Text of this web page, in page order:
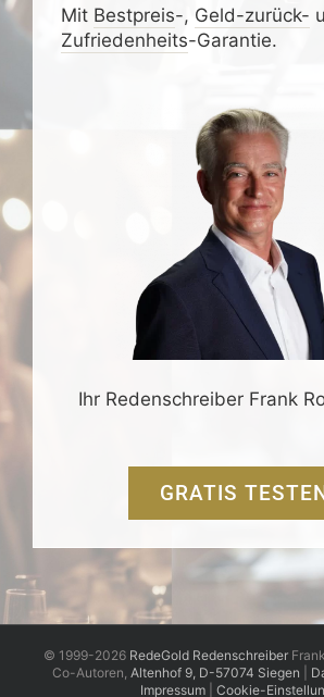
Mit Bestpreis-, Geld-zurück-
Zufrieden­­heits-Garantie.
Ihr Redenschreiber Frank
GRATIS
© 1999-2026 RedeGold Redenschreiber
Co-Autoren, Altenhof 9, D-57074 Siegen
Impressum| Cookie-